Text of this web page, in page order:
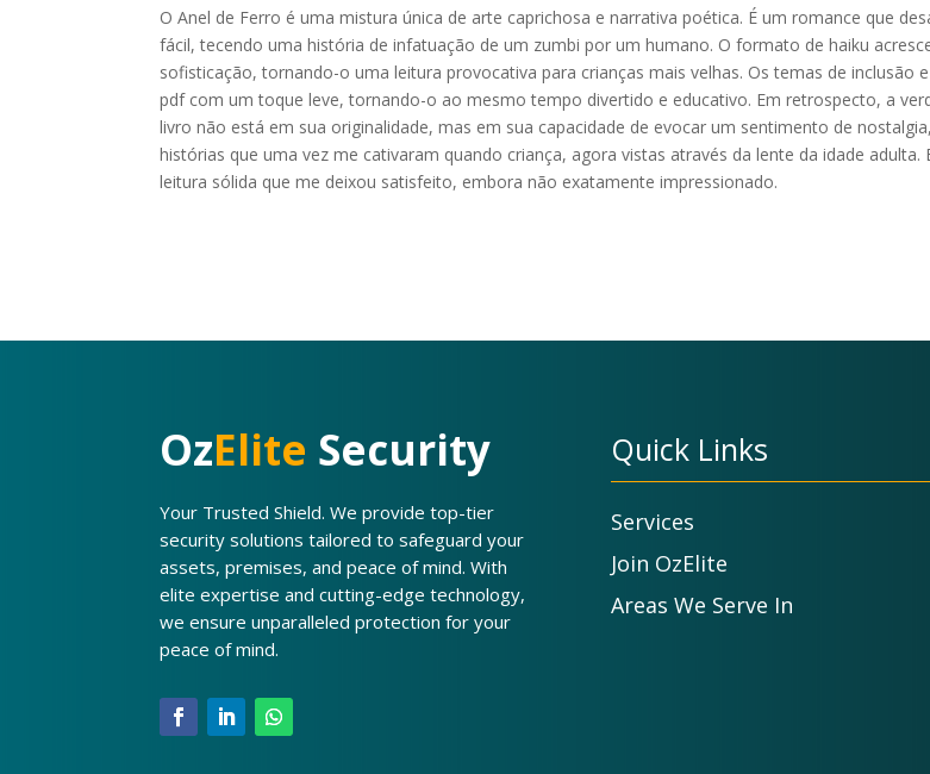
O Anel de Ferro é uma mistura única de arte caprichosa e narrativa poética. É um romance que
fácil, tecendo uma história de infatuação de um zumbi por um humano. O formato de haiku
sofisticação, tornando-o uma leitura provocativa para crianças mais velhas. Os temas de inclusão
pdf com um toque leve, tornando-o ao mesmo tempo divertido e educativo. Em retrospecto, a
livro não está em sua originalidade, mas em sua capacidade de evocar um sentimento de
histórias que uma vez me cativaram quando criança, agora vistas através da lente da idade adulta.
leitura sólida que me deixou satisfeito, embora não exatamente impressionado.
OzElite Security
Your Trusted Shield. We provide top-tier
security solutions tailored to safeguard your
assets, premises, and peace of mind. With
elite expertise and cutting-edge technology,
we ensure unparalleled protection for your
peace of mind.
Quick Links
Services
Join OzElite
Areas We Serve In